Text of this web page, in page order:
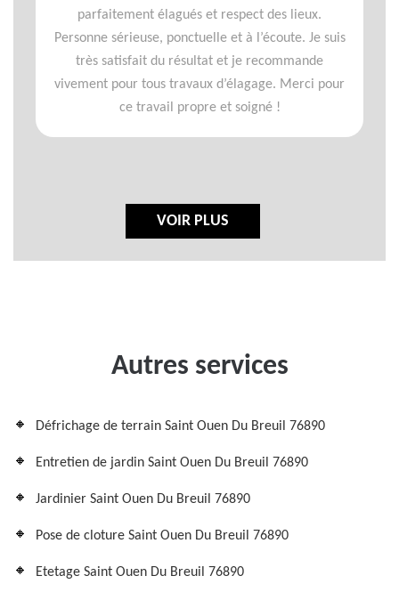
parfaitement élagués et respect des lieux.
Personne sérieuse, ponctuelle et à l’écoute. Je suis
très satisfait du résultat et je recommande
vivement pour tous travaux d’élagage. Merci pour
ce travail propre et soigné !
VOIR PLUS
Autres services
Défrichage de terrain Saint Ouen Du Breuil 76890
Entretien de jardin Saint Ouen Du Breuil 76890
Jardinier Saint Ouen Du Breuil 76890
Pose de cloture Saint Ouen Du Breuil 76890
Etetage Saint Ouen Du Breuil 76890